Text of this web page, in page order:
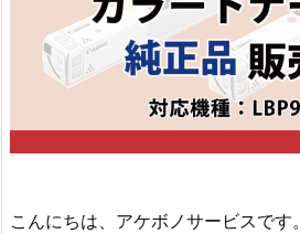
こんにちは、アケボノサービスです。